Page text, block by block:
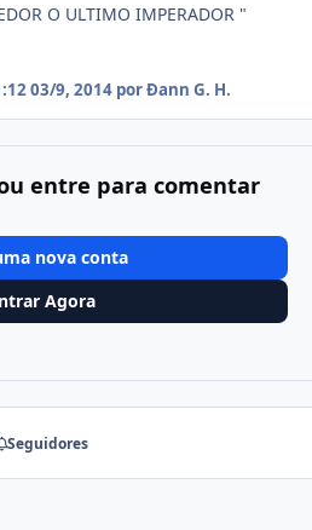
O ULTIMO IMPERADOR "
03/9, 2014 por Ðann G. H.
entre para comentar
nova conta
Agora
Seguidores